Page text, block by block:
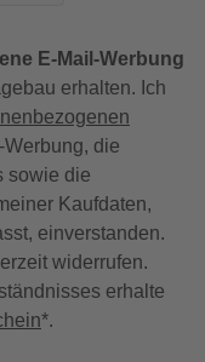
E-Mail-Werbung
erhalten. Ich
die
sowie die
Kaufdaten,
einverstanden.
widerrufen.
erhalte
*.